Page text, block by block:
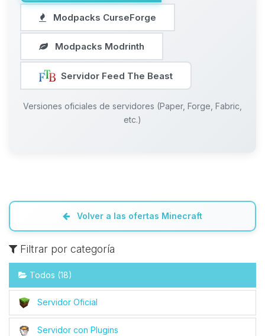
Modpacks CurseForge
Modpacks Modrinth
Servidor Feed The Beast
Versiones oficiales de servidores (Paper, Forge, Fabric,
etc.)
Volver a las ofertas Minecraft
Filtrar por categoría
Todos (18)
Servidor Oficial
Servidor con Plugins